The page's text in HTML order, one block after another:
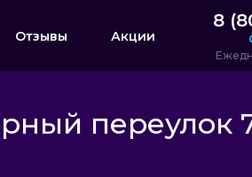
Отзывы Акции
8
переулок